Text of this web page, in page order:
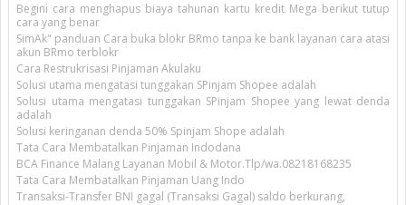
Begini cara menghapus biaya tahunan kartu kredit Mega berikut tutup
cara yang benar
SimAk" panduan Cara buka blokr BRmo tanpa ke bank layanan cara atasi
akun BRmo terblokr
Cara Restrukrisasi Pinjaman Akulaku
Solusi utama mengatasi tunggakan SPinjam Shopee adalah
Solusi utama mengatasi tunggakan SPinjam Shopee yang lewat denda
adalah
Solusi keringanan denda 50% Spinjam Shope adalah
Tata Cara Membatalkan Pinjaman Indodana
BCA Finance Malang Layanan Mobil & Motor.Tlp/wa.08218168235
Tata Cara Membatalkan Pinjaman Uang Indo
Transaksi-Transfer BNI gagal (Transaksi Gagal) saldo berkurang,